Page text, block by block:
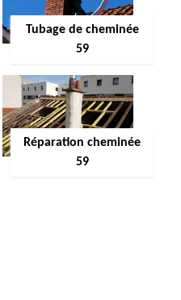
Tubage de cheminée
59
Réparation cheminée
59